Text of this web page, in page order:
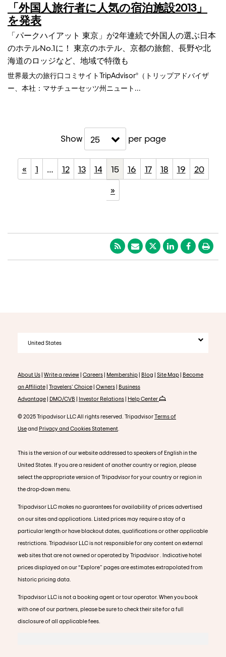
「外国人旅行者に人気の宿泊施設2013」
を発表
「パークハイアット 東京」が2年連続で外国人の選ぶ日本
のホテルNo.1に！ 東京のホテル、京都の旅館、長野や北
海道のロッジなど、地域で特徴も
世界最大の旅行口コミサイトTripAdvisor®（トリップアドバイザ
ー、本社：マサチューセッツ州ニュート...
Show 25 per page
« 1 … 12 13 14 15 16 17 18 19
20
»
United States
About Us| Write a review| Careers| Membership| Blog | Site Map| Become
an Affiliate| Travelers' Choice| Owners| Business
Advantage| DMO/CVB | Investor Relations| Help Center
© 2025 Tripadvisor LLC All rights reserved. TripadvisorTerms of
Useand Privacy and Cookies Statement
This is the version of our website addressed to speakers of English in the
United States. If you are a resident of another country or region, please
select the appropriate version of Tripadvisor for your country or region in
the drop-down menu.
Tripadvisor LLC makes no guarantees for availability of prices advertised
on our sites and applications. Listed prices may require a stay of a
particular length or have blackout dates, qualifications or other applicable
restrictions. Tripadvisor LLC is not responsible for any content on external
web sites that are not owned or operated by Tripadvisor . Indicative hotel
prices displayed on our “Explore” pages are estimates extrapolated from
historic pricing data.
Tripadvisor LLC is not a booking agent or tour operator. When you book
with one of our partners, please be sure to check their site for a full
disclosure of all applicable fees.